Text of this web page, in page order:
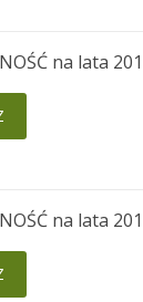
na lata
na lata